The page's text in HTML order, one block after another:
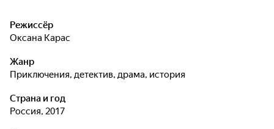
Режиссёр
Оксана Карас
Жанр
приключения, детектив, драма, история
Страна и год
Россия, 2017